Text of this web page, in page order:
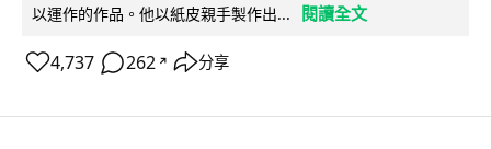
以運作的作品。他以紙皮親手製作出...
閱讀全文
4,737 262 ↗ 分享